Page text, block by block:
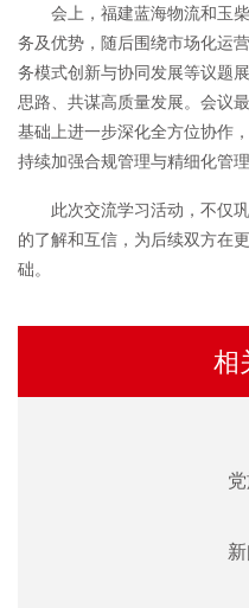
会上，福建蓝海物流和玉
务及优势，随后围绕市场化运
务模式创新与协同发展等议题
思路、共谋高质量发展。会议
基础上进一步深化全方位协作
持续加强合规管理与精细化管理
此次交流学习活动，不仅
的了解和互信，为后续双方在
础。
相